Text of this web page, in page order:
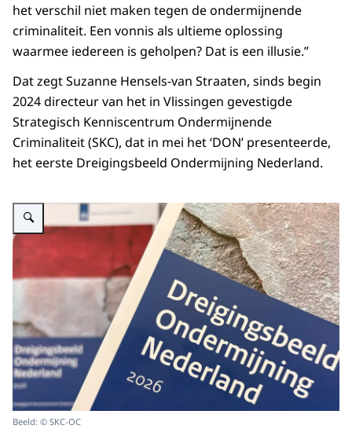
het verschil niet maken tegen de ondermijnende
criminaliteit. Een vonnis als ultieme oplossing
waarmee iedereen is geholpen? Dat is een illusie.”
Dat zegt Suzanne Hensels-van Straaten, sinds begin
2024 directeur van het in Vlissingen gevestigde
Strategisch Kenniscentrum Ondermijnende
Criminaliteit (SKC), dat in mei het ‘DON’ presenteerde,
het eerste Dreigingsbeeld Ondermijning Nederland.
Vergroot afbeelding Cover van het rapport Nationaal Dreigingsbeeld
Beeld: © SKC-OC